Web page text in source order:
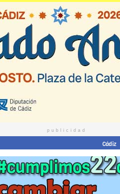
publicidad
Cádiz